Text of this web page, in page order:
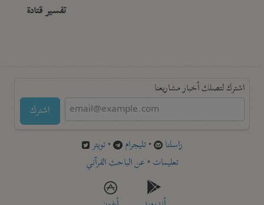
تفسير قتادة
اشترك لتصلك أخبار مشاريعنا
اشترك
راسلنا •تليجرام •تويتر
تعليمات •عن الباحث القرآني